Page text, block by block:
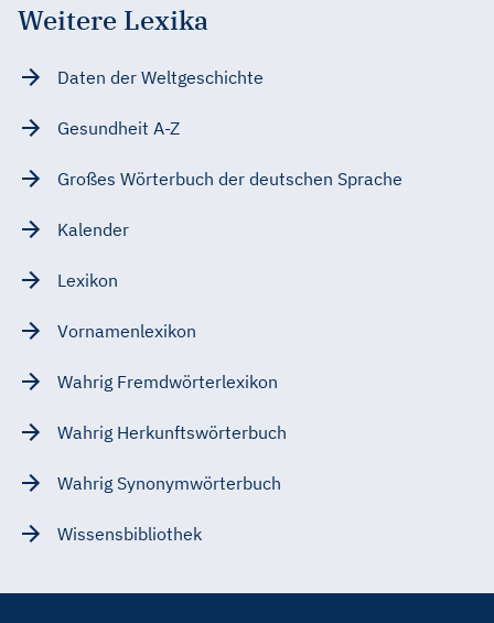
Weitere Lexika
Daten der Weltgeschichte
Gesundheit A-Z
Großes Wörterbuch der deutschen Sprache
Kalender
Lexikon
Vornamenlexikon
Wahrig Fremdwörterlexikon
Wahrig Herkunftswörterbuch
Wahrig Synonymwörterbuch
Wissensbibliothek